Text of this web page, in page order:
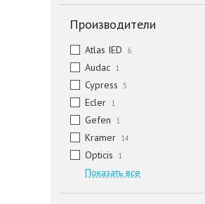
Производители
Atlas IED 6
Audac 1
Cypress 5
Ecler 1
Gefen 1
Kramer 14
Opticis 1
Показать все